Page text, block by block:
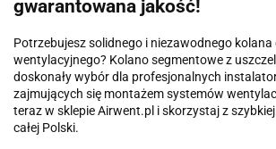
gwarantowana jakość!
Potrzebujesz solidnego i niezawodnego kolana
wentylacyjnego? Kolano segmentowe z
doskonały wybór dla profesjonalnych
zajmujących się montażem systemów
teraz w sklepie Airwent.pl i skorzystaj z
całej Polski.